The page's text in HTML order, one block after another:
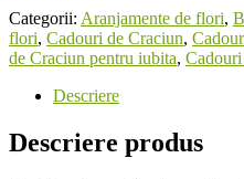
Categorii: Aranjamente de flori,
flori, Cadouri de Craciun,
de Craciun pentru iubita,
Descriere
Descriere produs